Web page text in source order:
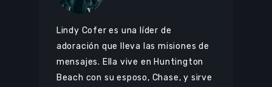
Lindy Cofer es una líder de
adoración que lleva las misiones de
mensajes. Ella vive en Huntington
Beach con su esposo, Chase, y sirve